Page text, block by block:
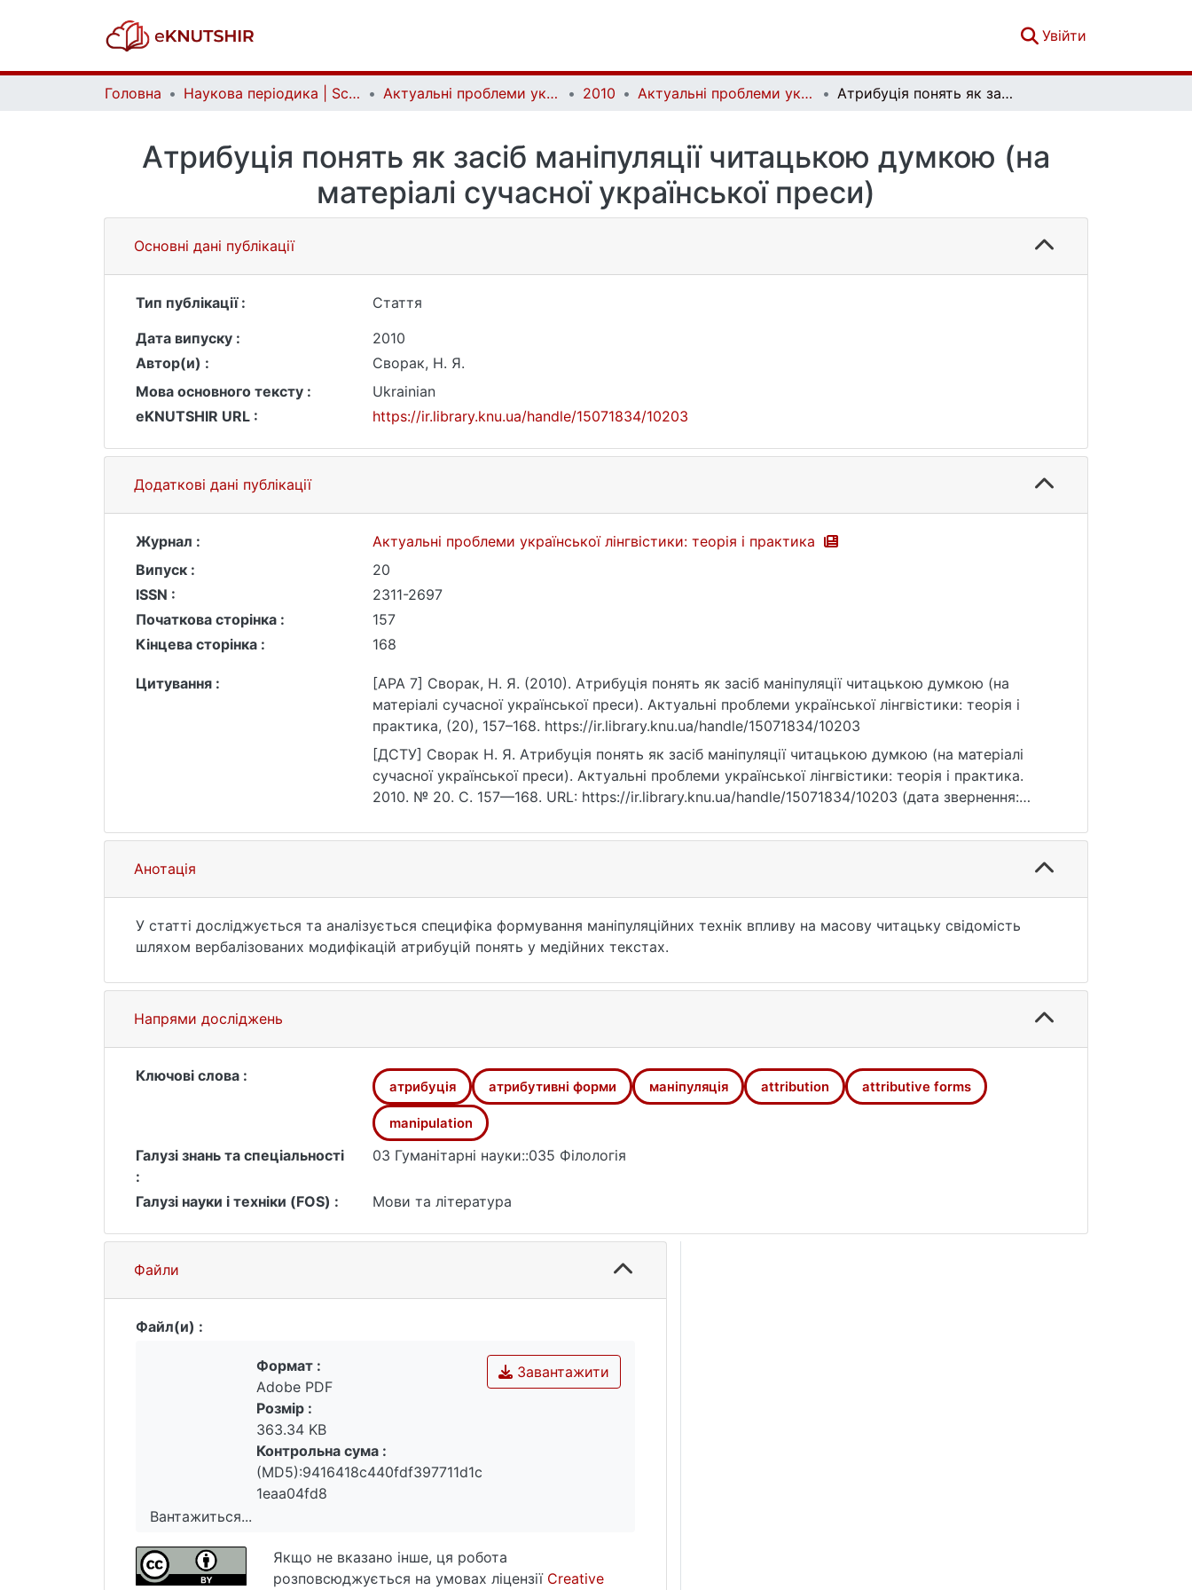
Увійти
Головна Наукова періодика | Scientific periodicals Актуальні проблеми української лінгвістики: теорія і практика | Current issues of Ukrainian linguistics: theory and practice 2010 Актуальні проблеми української лінгвістики: теорія і практика. Вип. 20 Атрибуція понять як засіб маніпуляції читацькою думкою (на матеріалі сучасної української преси)
Атрибуція понять як засіб маніпуляції читацькою думкою (на
матеріалі сучасної української преси)
Основні дані публікації
Тип публікації :
Стаття
Дата випуску :
2010
Автор(и) :
Сворак, Н. Я.
Мова основного тексту :
Ukrainian
eKNUTSHIR URL :
https://ir.library.knu.ua/handle/15071834/10203
Додаткові дані публікації
Журнал :
Актуальні проблеми української лінгвістики: теорія і практика
Випуск :
20
ISSN :
2311-2697
Початкова сторінка :
157
Кінцева сторінка :
168
Цитування :
[APA 7] Сворак, Н. Я. (2010). Атрибуція понять як засіб маніпуляції читацькою думкою (на
матеріалі сучасної української преси). Актуальні проблеми української лінгвістики: теорія і
практика, (20), 157–168. https://ir.library.knu.ua/handle/15071834/10203
[ДСТУ] Сворак Н. Я. Атрибуція понять як засіб маніпуляції читацькою думкою (на матеріалі
сучасної української преси). Актуальні проблеми української лінгвістики: теорія і практика.
2010. № 20. С. 157—168. URL: https://ir.library.knu.ua/handle/15071834/10203 (дата звернення:
Анотація
У статті досліджується та аналізується специфіка формування маніпуляційних технік впливу на масову читацьку свідомість
шляхом вербалізованих модифікацій атрибуцій понять у медійних текстах.
Напрями досліджень
Ключові слова :
атрибуція атрибутивні форми маніпуляція attribution attributive forms
manipulation
Галузі знань та спеціальності
:
03 Гуманітарні науки::035 Філологія
Галузі науки і техніки (FOS) : Мови та література
Файли
Файл(и) :
Вантажиться...
Вантажиться...
Завантажити
Формат :
Adobe PDF
Розмір :
363.34 KB
Контрольна сума :
(MD5):9416418c440fdf397711d1c
1eaa04fd8
Якщо не вказано інше, ця робота
розповсюджується на умовах ліцензії Creative